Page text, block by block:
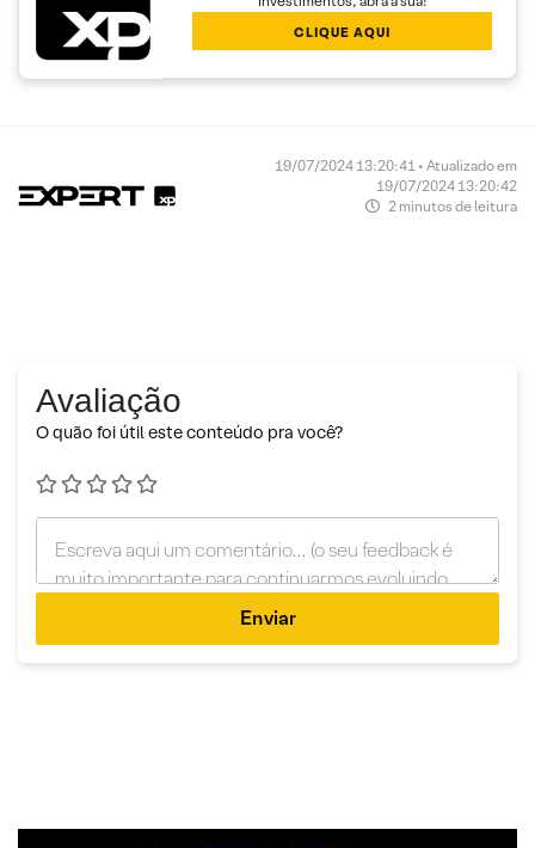
CLIQUE AQUI
19/07/2024 13:20:41 • Atualizado em
19/07/2024 13:20:42
2 minutos de leitura
Avaliação
O quão foi útil este conteúdo pra você?
Enviar